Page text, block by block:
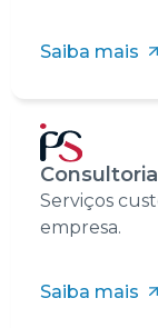
Saiba mais
Consultoria
Serviços
empresa.
Saiba mais